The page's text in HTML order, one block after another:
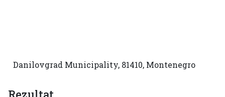
Danilovgrad Municipality, 81410, Montenegro